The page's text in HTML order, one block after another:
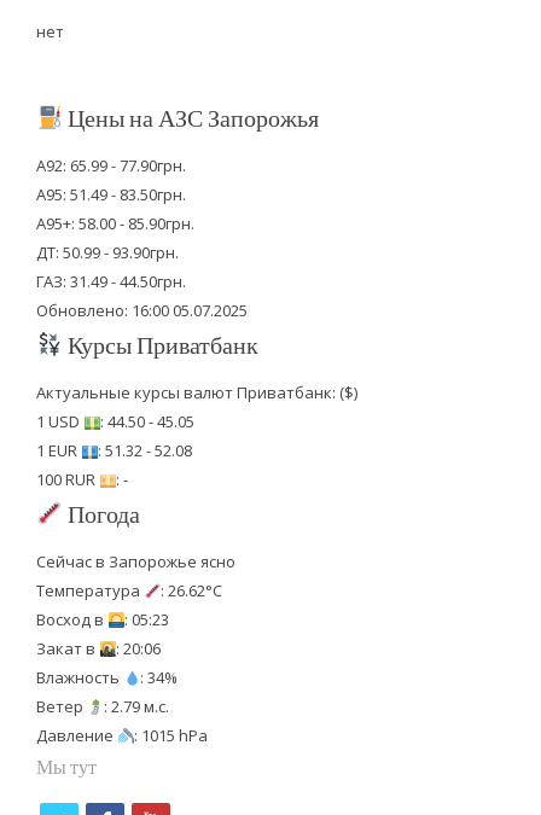
нет
Цены на АЗС Запорожья
А92: 65.99 - 77.90грн.
А95: 51.49 - 83.50грн.
А95+: 58.00 - 85.90грн.
ДТ: 50.99 - 93.90грн.
ГАЗ: 31.49 - 44.50грн.
Обновлено: 16:00 05.07.2025
Курсы Приватбанк
Актуальные курсы валют Приватбанк: ($)
1 USD
: 44.50 - 45.05
1 EUR
: 51.32 - 52.08
100 RUR
: -
Погода
Сейчас в Запорожье ясно
Температура
: 26.62°C
Восход в
: 05:23
Закат в
: 20:06
Влажность
: 34%
Ветер
: 2.79 м.с.
Давление
: 1015 hPa
Мы тут